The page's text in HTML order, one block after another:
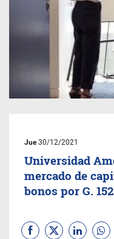
Jue30/12/2021
Universidad
mercado de
bonos por G.